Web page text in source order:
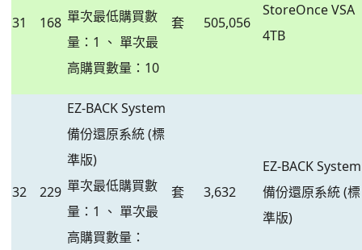
31 168 單次最低購買數
量：1 、 單次最
高購買數量：10
套 505,056
StoreOnce VSA
4TB
32 229
EZ-BACK System
備份還原系統 (標
準版)
單次最低購買數
量：1 、 單次最
高購買數量：
套 3,632
EZ-BACK System
備份還原系統 (標
準版)